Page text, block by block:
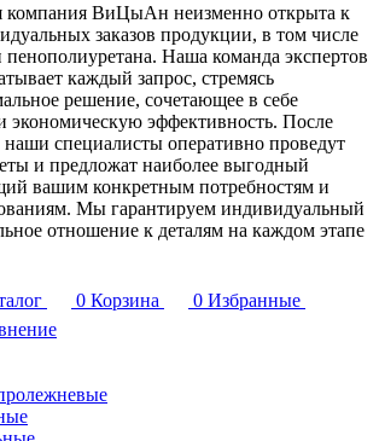
компания ВиЦыАн неизменно открыта к
заказов продукции, в том числе
пенополиуретана. Наша команда экспертов
каждый запрос, стремясь
решение, сочетающее в себе
экономическую эффективность. После
наши специалисты оперативно проведут
и предложат наиболее выгодный
вашим конкретным потребностям и
Мы гарантируем индивидуальный
отношение к деталям на каждом этапе
0 Корзина 0 Избранные